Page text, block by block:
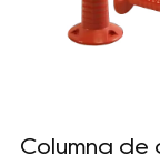
Columna de